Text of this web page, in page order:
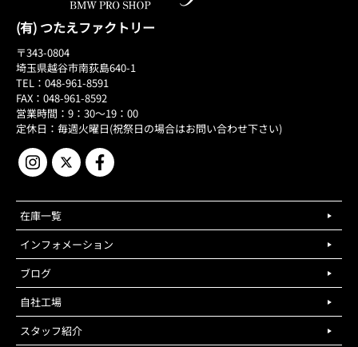
(有) つたえファクトリー
〒343-0804
埼玉県越谷市南荻島640-1
TEL：048-961-8591
FAX：048-961-8592
営業時間：9：30～19：00
定休日：毎週火曜日(祝祭日の場合はお問い合わせ下さい)
在庫一覧
インフォメーション
ブログ
自社工場
スタッフ紹介